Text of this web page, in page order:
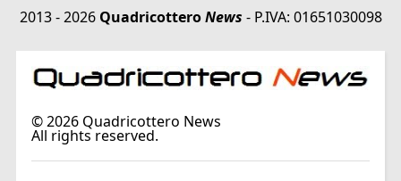
2013 - 2026 QuadricotteroNews - P.IVA: 01651030098
©2026Quadricottero News
All rights reserved.